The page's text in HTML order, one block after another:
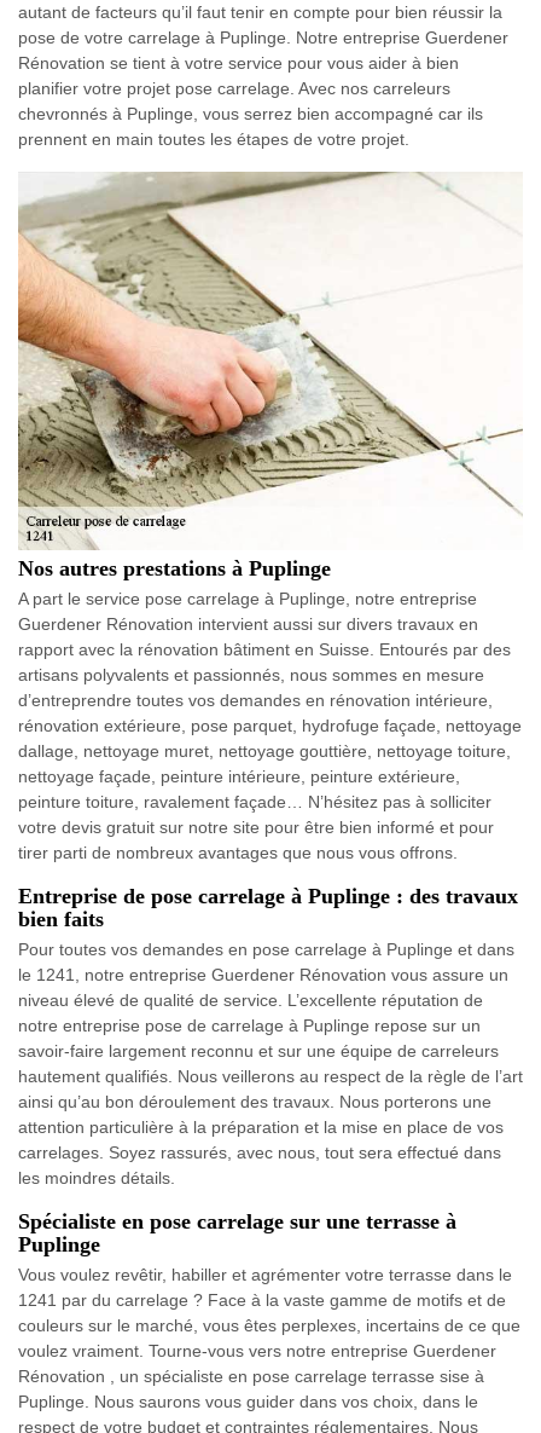
autant de facteurs qu’il faut tenir en compte pour bien réussir la
pose de votre carrelage à Puplinge. Notre entreprise Guerdener
Rénovation se tient à votre service pour vous aider à bien
planifier votre projet pose carrelage. Avec nos carreleurs
chevronnés à Puplinge, vous serrez bien accompagné car ils
prennent en main toutes les étapes de votre projet.
Nos autres prestations à Puplinge
A part le service pose carrelage à Puplinge, notre entreprise
Guerdener Rénovation intervient aussi sur divers travaux en
rapport avec la rénovation bâtiment en Suisse. Entourés par des
artisans polyvalents et passionnés, nous sommes en mesure
d’entreprendre toutes vos demandes en rénovation intérieure,
rénovation extérieure, pose parquet, hydrofuge façade, nettoyage
dallage, nettoyage muret, nettoyage gouttière, nettoyage toiture,
nettoyage façade, peinture intérieure, peinture extérieure,
peinture toiture, ravalement façade… N’hésitez pas à solliciter
votre devis gratuit sur notre site pour être bien informé et pour
tirer parti de nombreux avantages que nous vous offrons.
Entreprise de pose carrelage à Puplinge : des travaux
bien faits
Pour toutes vos demandes en pose carrelage à Puplinge et dans
le 1241, notre entreprise Guerdener Rénovation vous assure un
niveau élevé de qualité de service. L’excellente réputation de
notre entreprise pose de carrelage à Puplinge repose sur un
savoir-faire largement reconnu et sur une équipe de carreleurs
hautement qualifiés. Nous veillerons au respect de la règle de l’art
ainsi qu’au bon déroulement des travaux. Nous porterons une
attention particulière à la préparation et la mise en place de vos
carrelages. Soyez rassurés, avec nous, tout sera effectué dans
les moindres détails.
Spécialiste en pose carrelage sur une terrasse à
Puplinge
Vous voulez revêtir, habiller et agrémenter votre terrasse dans le
1241 par du carrelage ? Face à la vaste gamme de motifs et de
couleurs sur le marché, vous êtes perplexes, incertains de ce que
voulez vraiment. Tourne-vous vers notre entreprise Guerdener
Rénovation , un spécialiste en pose carrelage terrasse sise à
Puplinge. Nous saurons vous guider dans vos choix, dans le
respect de votre budget et contraintes réglementaires. Nous